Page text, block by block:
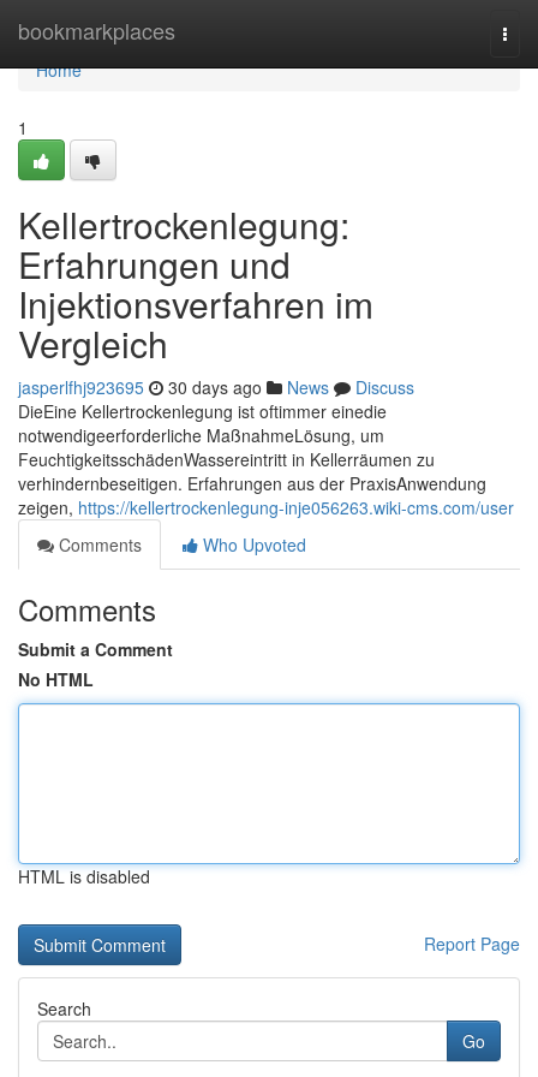
bookmarkplaces
Home
Home
1
Kellertrockenlegung:
Erfahrungen und
Injektionsverfahren im
Vergleich
jasperlfhj923695 30 days ago News
Discuss
DieEine Kellertrockenlegung ist oftimmer einedie
notwendigeerforderliche MaßnahmeLösung, um
FeuchtigkeitsschädenWassereintritt in Kellerräumen zu
verhindernbeseitigen. Erfahrungen aus der PraxisAnwendung
zeigen, https://kellertrockenlegung-inje056263.wiki-cms.com/user
Comments
Who Upvoted
Comments
Submit a Comment
No HTML
HTML is disabled
Report Page
Search
Go